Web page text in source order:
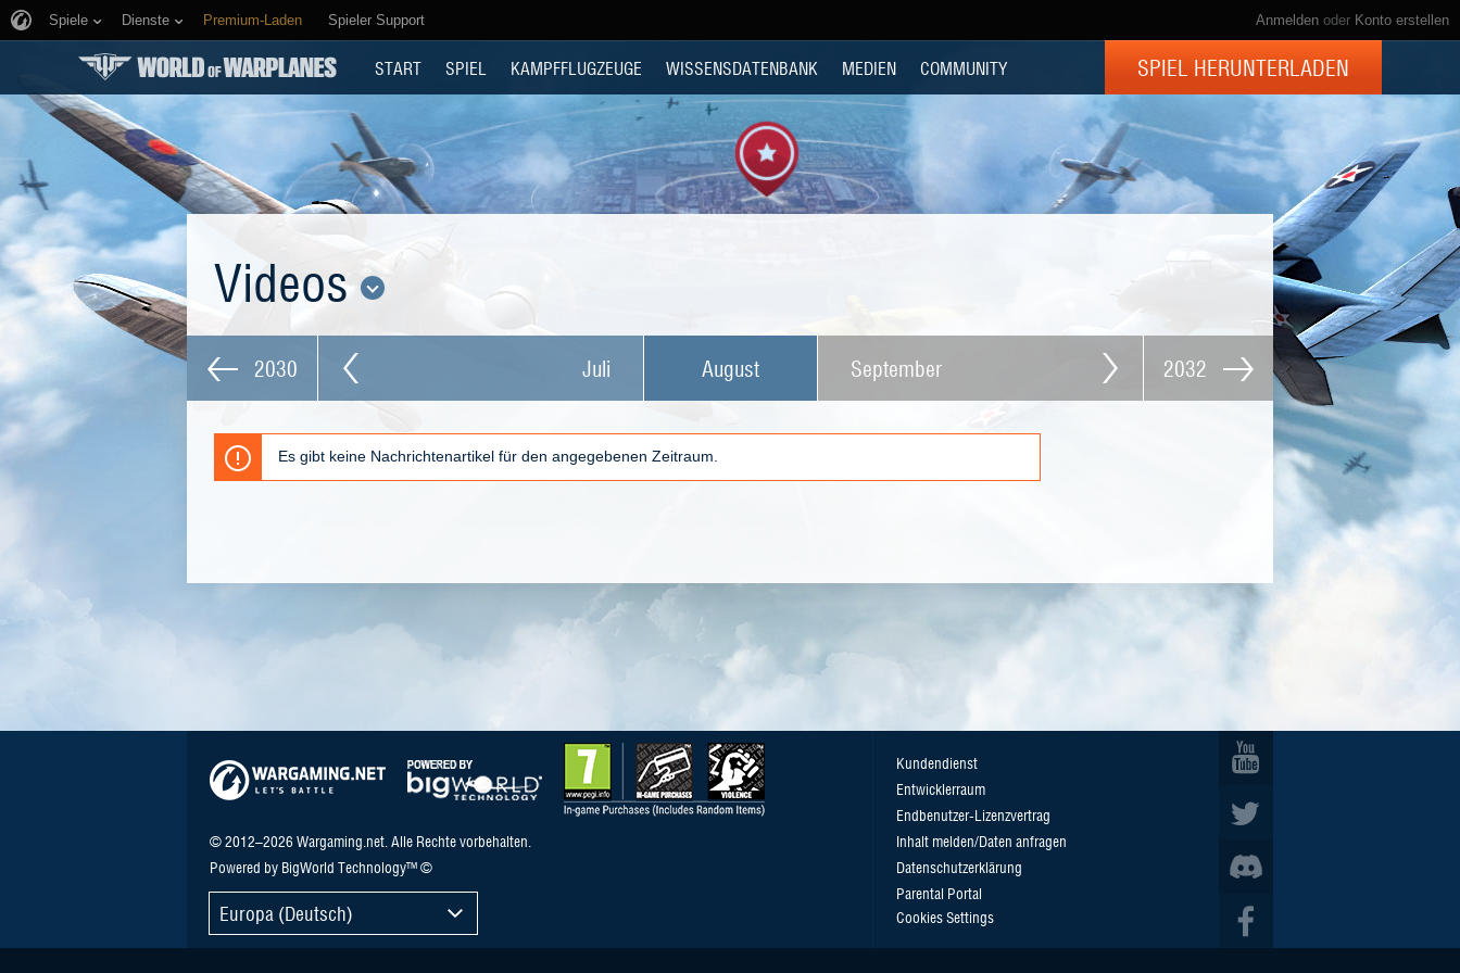
Anmelden oder Konto erstellen
Spiele Dienste Premium-Laden Spieler Support
START SPIEL KAMPFFLUGZEUGE WISSENSDATENBANK MEDIEN COMMUNITY SPIEL HERUNTERLADEN
Videos
2030 Juli August September 2032
Es gibt keine Nachrichtenartikel für den angegebenen Zeitraum.
© 2012–2026 Wargaming.net. Alle Rechte vorbehalten.
Powered by BigWorld Technology™ ©
Europa (Deutsch)
Kundendienst
Entwicklerraum
Endbenutzer-Lizenzvertrag
Inhalt melden/Daten anfragen
Datenschutzerklärung
Parental Portal
Cookies Settings